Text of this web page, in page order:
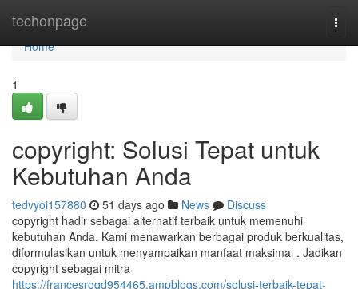
techonpage
Home
Home
1
copyright: Solusi Tepat untuk
Kebutuhan Anda
tedvyoi157880 51 days ago News
Discuss
copyright hadir sebagai alternatif terbaik untuk memenuhi
kebutuhan Anda. Kami menawarkan berbagai produk berkualitas,
diformulasikan untuk menyampaikan manfaat maksimal . Jadikan
copyright sebagai mitra
https://francesroqd954465.ampblogs.com/solusi-terbaik-tepat-